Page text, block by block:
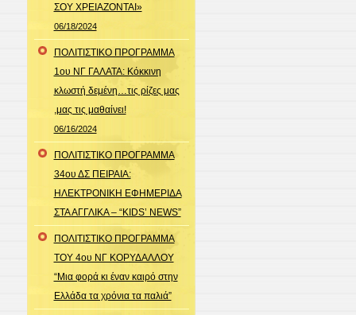
ΣΟΥ ΧΡΕΙΑΖΟΝΤΑΙ»
06/18/2024
ΠΟΛΙΤΙΣΤΙΚΟ ΠΡΟΓΡΑΜΜΑ
1ου ΝΓ ΓΑΛΑΤΑ: Κόκκινη
κλωστή δεμένη…τις ρίζες μας
,μας τις μαθαίνει!
06/16/2024
ΠΟΛΙΤΙΣΤΙΚΟ ΠΡΟΓΡΑΜΜΑ
34ου ΔΣ ΠΕΙΡΑΙΑ:
ΗΛΕΚΤΡΟΝΙΚΗ ΕΦΗΜΕΡΙΔΑ
ΣΤΑ ΑΓΓΛΙΚΑ – “KIDS’ NEWS”
ΠΟΛΙΤΙΣΤΙΚΟ ΠΡΟΓΡΑΜΜΑ
ΤΟΥ 4ου ΝΓ ΚΟΡΥΔΑΛΛΟΥ
“Μια φορά κι έναν καιρό στην
Ελλάδα τα χρόνια τα παλιά”